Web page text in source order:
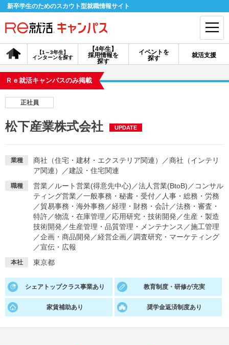
新卒学生のためのスカウト型就職情報サイト
【4年生】
採用情報を
探す
【1～3年生】
インターンを探す
イベントを
探す
就活支援
会員登録 ログイン
探す
イベントを探す スカウト お知らせ
就活ノウハウ・サポート
就活支援
就活ノウハウが満載！
適職診断
あなたに合う仕事を診断！
就活チャンネル
動画で対策講座をチェック
Ｒｅ就活キャンパスのみ掲載
正社員
松下産業株式会社 UPDATE
業種 商社（住宅・建材・エクステリア関連） ／商社（インテリ
ア関連）
／建設・住宅関連
職種 営業／ ルート営業(得意先中心) ／法人営業(BtoB) ／ コンサル
ティング営業／一般事務・秘書・受付／ 人事・総務・労務
／貿易事務・海外事務 ／経理・財務・会計／法務・審査・
特許／物流・在庫管理 ／応用研究・技術開発 ／生産・製造
技術開発 ／生産管理・品質管理・メンテナンス ／施工管理
／企画・商品開発 ／経営企画／調査研究・マーケティング
／宣伝・広報
本社 東京都
シェアトップクラス事業あり 教育制度・研修が充実
家賃補助あり 奨学金返済制度あり